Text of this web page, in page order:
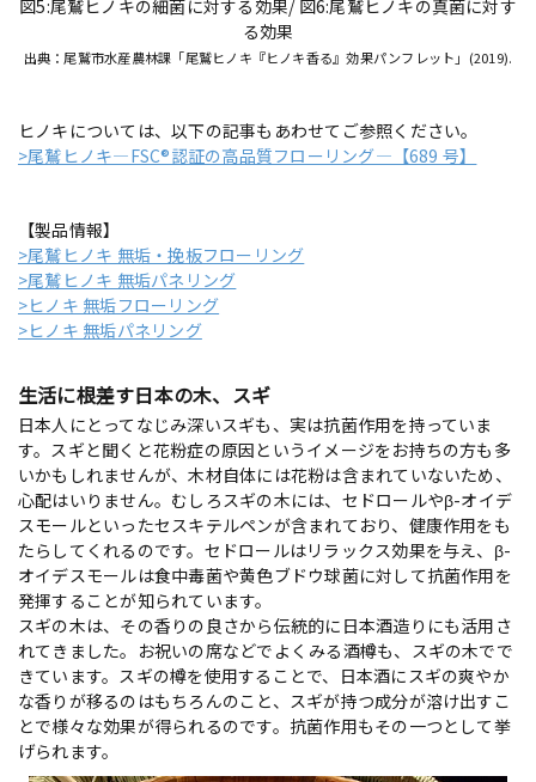
図5:尾鷲ヒノキの細菌に対する効果/ 図6:尾鷲ヒノキの真菌に対す
る効果
出典：尾鷲市水産農林課「尾鷲ヒノキ『ヒノキ香る』効果パンフレット」(2019).
ヒノキについては、以下の記事もあわせてご参照ください。
>尾鷲ヒノキ―FSC®認証の高品質フローリング―【689 号】
【製品情報】
>尾鷲ヒノキ 無垢・挽板フローリング
>尾鷲ヒノキ 無垢パネリング
>ヒノキ 無垢フローリング
>ヒノキ 無垢パネリング
生活に根差す日本の木、スギ
日本人にとってなじみ深いスギも、実は抗菌作用を持っていま
す。スギと聞くと花粉症の原因というイメージをお持ちの方も多
いかもしれませんが、木材自体には花粉は含まれていないため、
心配はいりません。むしろスギの木には、セドロールやβ-オイデ
スモールといったセスキテルペンが含まれており、健康作用をも
たらしてくれるのです。セドロールはリラックス効果を与え、β-
オイデスモールは食中毒菌や黄色ブドウ球菌に対して抗菌作用を
発揮することが知られています。
スギの木は、その香りの良さから伝統的に日本酒造りにも活用さ
れてきました。お祝いの席などでよくみる酒樽も、スギの木でで
きています。スギの樽を使用することで、日本酒にスギの爽やか
な香りが移るのはもちろんのこと、スギが持つ成分が溶け出すこ
とで様々な効果が得られるのです。抗菌作用もその一つとして挙
げられます。